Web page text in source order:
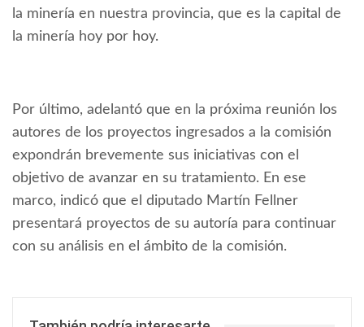
la minería en nuestra provincia, que es la capital de
la minería hoy por hoy.
Por último, adelantó que en la próxima reunión los
autores de los proyectos ingresados a la comisión
expondrán brevemente sus iniciativas con el
objetivo de avanzar en su tratamiento. En ese
marco, indicó que el diputado Martín Fellner
presentará proyectos de su autoría para continuar
con su análisis en el ámbito de la comisión.